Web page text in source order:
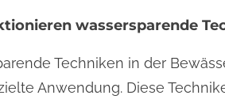
wassersparende
Techniken in der
Anwendung. Diese